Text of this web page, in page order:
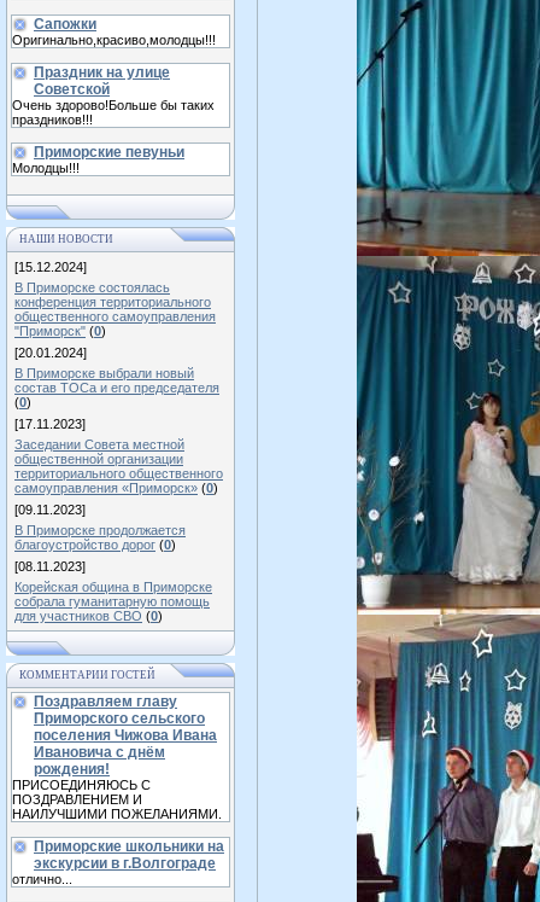
Сапожки
Оригинально,красиво,молодцы!!!
Праздник на улице
Советской
Очень здорово!Больше бы таких
праздников!!!
Приморские певуньи
Молодцы!!!
НАШИ НОВОСТИ
[15.12.2024]
В Приморске состоялась
конференция территориального
общественного самоуправления
"Приморск" (0)
[20.01.2024]
В Приморске выбрали новый
состав ТОСа и его председателя
(0)
[17.11.2023]
Заседании Совета местной
общественной организации
территориального общественного
самоуправления «Приморск» (0)
[09.11.2023]
В Приморске продолжается
благоустройство дорог (0)
[08.11.2023]
Корейская община в Приморске
собрала гуманитарную помощь
для участников СВО (0)
КОММЕНТАРИИ ГОСТЕЙ
Поздравляем главу
Приморского сельского
поселения Чижова Ивана
Ивановича с днём
рождения!
ПРИСОЕДИНЯЮСЬ С
ПОЗДРАВЛЕНИЕМ И
НАИЛУЧШИМИ ПОЖЕЛАНИЯМИ.
Приморские школьники на
экскурсии в г.Волгограде
отлично...